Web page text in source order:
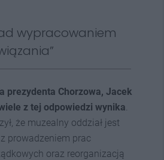
wypracowaniem
prezydenta Chorzowa, Jacek
z tej odpowiedzi wynika
że muzealny oddział jest
prowadzeniem prac
oraz reorganizacją